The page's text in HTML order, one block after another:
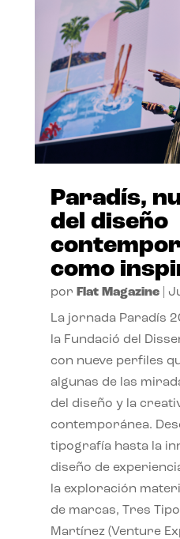
Paradís,
del diseño
como
por Flat Magazine|
La jornada Paradís
la Fundació del
con nueve perfiles
algunas de las
del diseño y la
contemporánea.
tipografía hasta la
diseño de
la exploración
de marcas, Tres
Martínez (Venture